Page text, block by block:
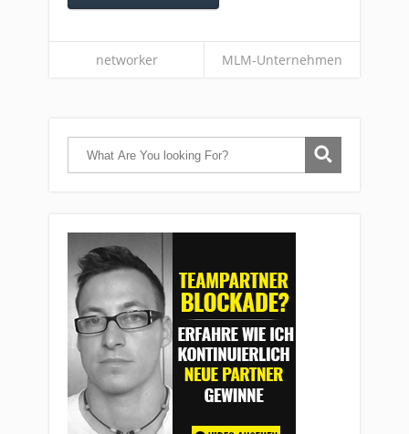
networker MLM-Unternehmen